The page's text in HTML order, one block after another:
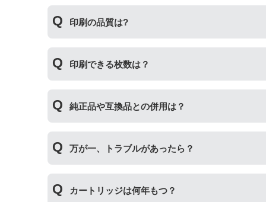
純正より印刷数量が多くなるわけではありません
印刷の品質は?
その他にも純正品、詰め替えインク、互換イン
純正インク・互換インク・詰め替えインクの違
印刷できる枚数は？
純正より印刷数量が多くなるわけではありませ
純正品や互換品との併用は？
製品の詰め替えインクやインクカートリッジと
い。
万が一、トラブルがあったら？
内、ご使用プリンタ―についてもプリンターご
カートリッジは何年もつ？